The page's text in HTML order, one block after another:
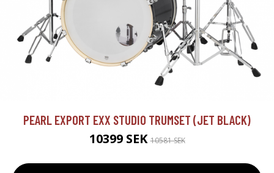
PEARL EXPORT EXX STUDIO TRUMSET (JET BLACK)
10399 SEK10581 SEK